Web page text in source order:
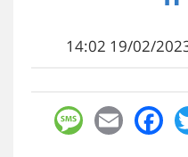
חקירות ומעצרים
אסירים תעבורה
Twitter
Facebook
Email